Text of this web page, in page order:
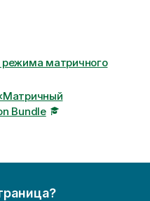
матричного
Bundle